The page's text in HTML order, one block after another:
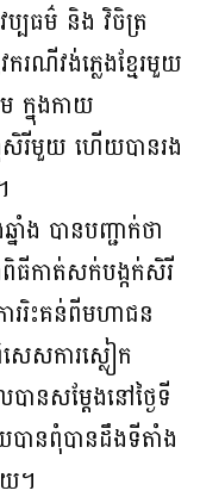
ប្បធម៌ និង វិចិត្រ
រណីវង់ភ្លេងខ្មែរមួយ
ក្នុងកាយ
សិរីមួយ ហើយបានរង
ាំង បានបញ្ជាក់ថា
ពិធីកាត់សក់បង្កក់សិរី
ររិះគន់ពីមហាជន
េសការស្លៀក
នសម្ដែងនៅថ្ងៃទី
ានពុំបានដឹងទីតាំង
។